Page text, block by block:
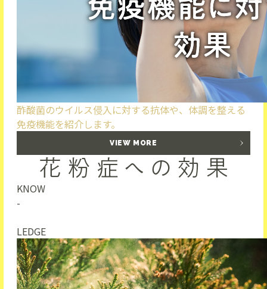
酢酸菌のウイルス侵入に対する抗体や、体調を整える
免疫機能を紹介します。
VIEW MORE
KNOW
-
LEDGE